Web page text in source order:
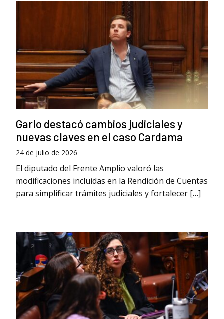
Garlo destacó cambios judiciales y
nuevas claves en el caso Cardama
24 de julio de 2026
El diputado del Frente Amplio valoró las
modificaciones incluidas en la Rendición de Cuentas
para simplificar trámites judiciales y fortalecer […]